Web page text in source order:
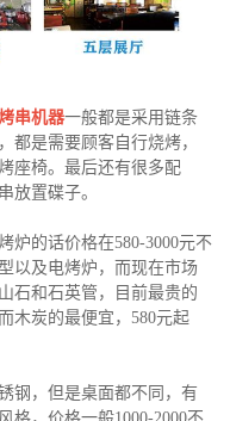
串机器一般都是采用链条
都是需要顾客自行烧烤，
座椅。最后还有很多配
放置碟子。
炉的话价格在580-3000元不
以及电烤炉，而现在市场
石和石英管，目前最贵的
木炭的最便宜，580元起
钢，但是桌面都不同，有